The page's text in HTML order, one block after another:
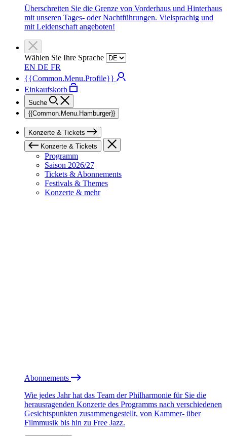
Überschreiten Sie die Grenze von Vorderhaus und Hinterhaus
mit unseren Tages- oder Nachtführungen. Vielsprachig und
mit Leidenschaft angeboten!
Wählen Sie Ihre Sprache
EN DE FR
{{Common.Menu.Profile}}
Einkaufskorb
Suche
{{Common.Menu.Hamburger}}
Konzerte & Tickets
Konzerte & Tickets
Programm
Saison 2026/27
Tickets & Abonnements
Festivals & Themes
Konzerte & mehr
Abonnements
Wie jedes Jahr hat das Team der Philharmonie für Sie die
herausragenden Konzerte des Programms nach verschiedenen
Gesichtspunkten zusammengestellt, von Kammer- über
Filmmusik bis hin zu Free Jazz.